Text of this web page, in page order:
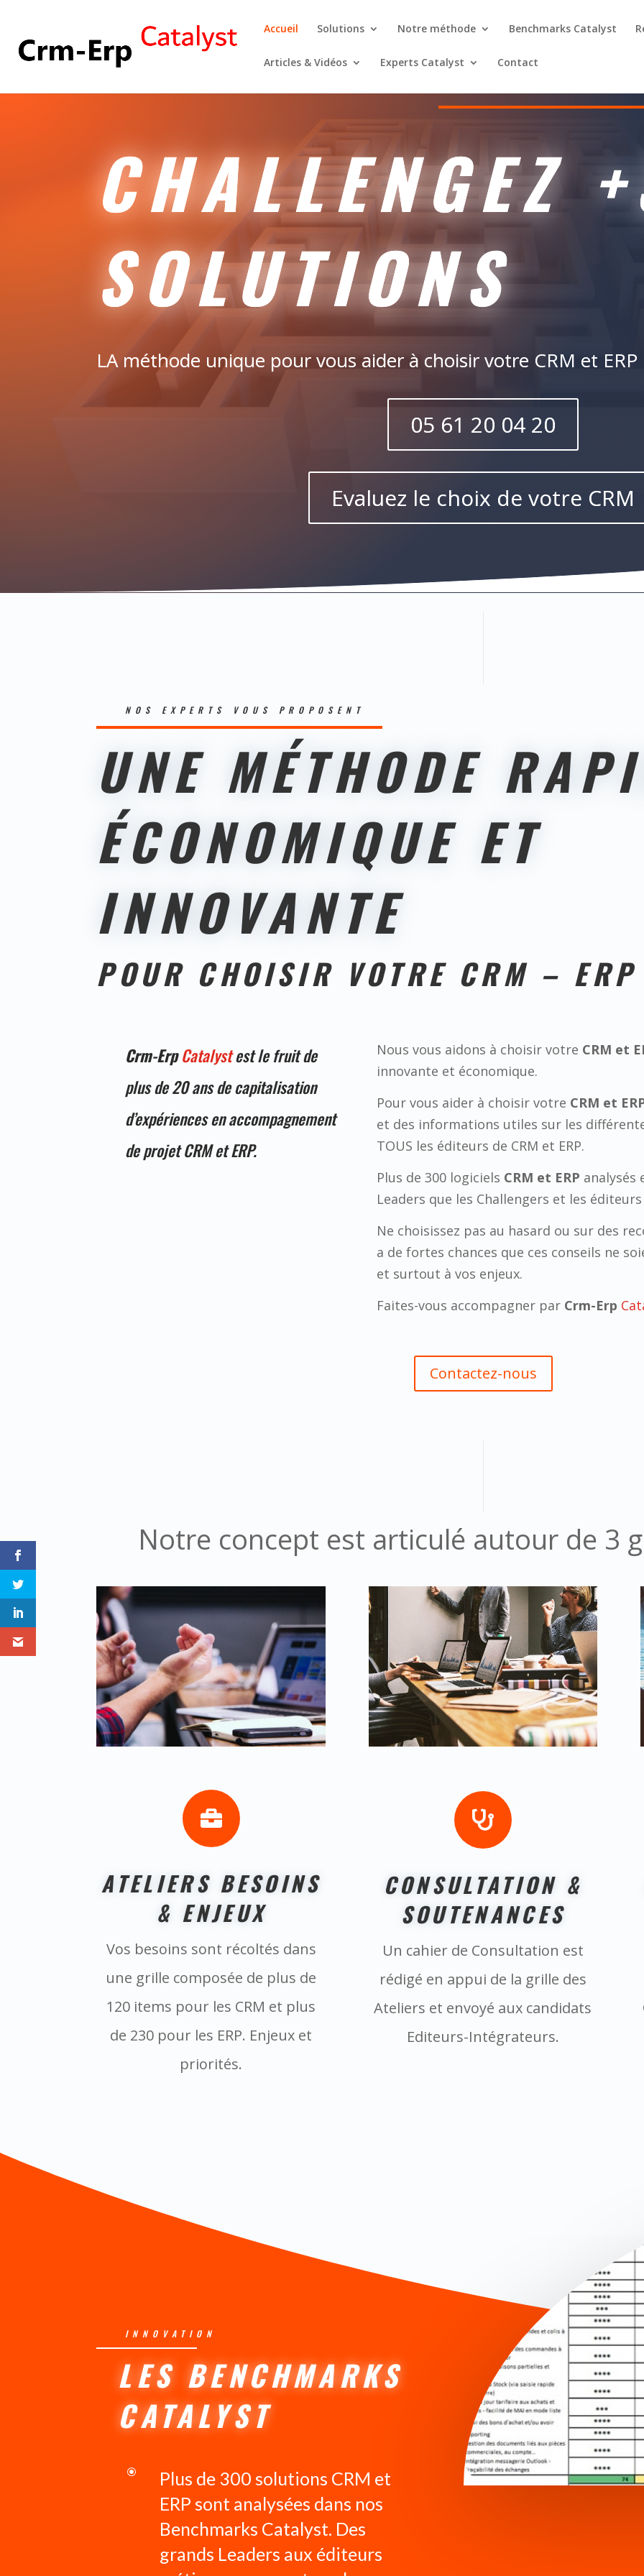
Accueil Solutions Notre méthode Benchmarks Catalyst
Articles & Vidéos Experts Catalyst Contact
CHALLENGEZ
SOLUTIONS
LA méthode unique pour vous aider à choisir votre CRM et ERP
05 61 20 04 20
Evaluez le choix de votre CRM
NOS EXPERTS VOUS PROPOSENT
UNE MÉTHODE
ÉCONOMIQUE ET
INNOVANTE
POUR CHOISIR VOTRE CRM – ERP
Crm-Erp Catalystest le fruit de
plus de 20 ans de capitalisation
d’expériences en accompagnement
de projet CRM et ERP.
Nous vous aidons à choisir votre CRM et
innovante et économique.
Pour vous aider à choisir votre CRM et
et des informations utiles sur les
TOUS les éditeurs de CRM et ERP.
Plus de 300 logiciels CRM et ERP analysés
Leaders que les Challengers et les
Ne choisissez pas au hasard ou sur des
a de fortes chances que ces conseils ne
et surtout à vos enjeux.
Faites-vous accompagner par Crm-Erp
Contactez-nous
Notre concept est articulé autour de 3

ATELIERS BESOINS
& ENJEUX
Vos besoins sont récoltés dans
une grille composée de plus de
120 items pour les CRM et plus
de 230 pour les ERP. Enjeux et
priorités.

CONSULTATION &
SOUTENANCES
Un cahier de Consultation est
rédigé en appui de la grille des
Ateliers et envoyé aux candidats
Editeurs-Intégrateurs.
INNOVATION
LES BENCHMARKS
CATALYST
\
Plus de 300 solutions CRM et
ERP sont analysées dans nos
Benchmarks Catalyst. Des
grands Leaders aux éditeurs